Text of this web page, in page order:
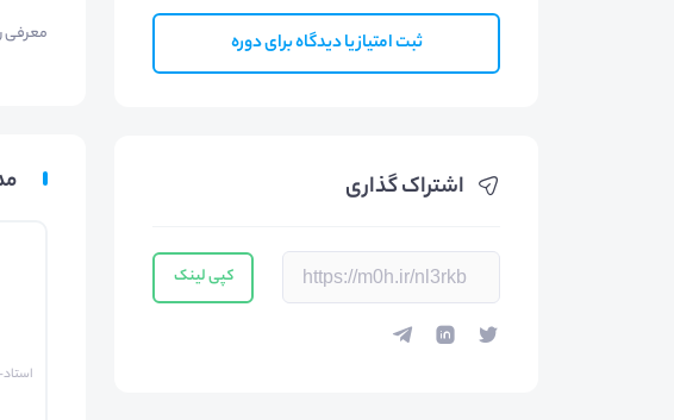
ثبت امتیاز یا دیدگاه برای دوره
اشتراک گذاری
کپی لینک
معرفی